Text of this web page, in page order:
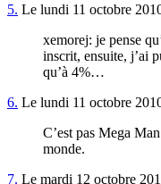
5. Le lundi 11 octobre
xemorej: je pense
inscrit, ensuite, j’ai
qu’à 4%…
6. Le lundi 11 octobre
C’est pas Mega
monde.
7. Le mardi 12 octobre